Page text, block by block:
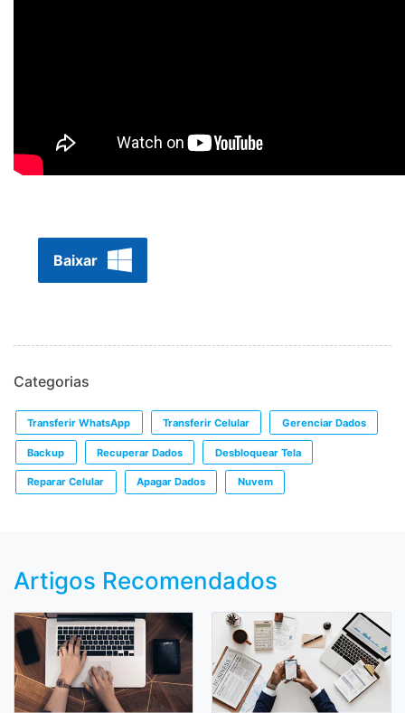
Baixar
Categorias
Transferir WhatsApp Transferir Celular Gerenciar Dados
Backup Recuperar Dados Desbloquear Tela
Reparar Celular Apagar Dados Nuvem
Artigos Recomendados